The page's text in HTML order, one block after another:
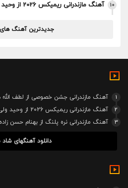
10 آهنگ مازندرانی ریمیکس 2026 از وحید ولی زاده
جدیدترین آهنگ های
1
آهنگ مازندرانی جشن خصوصی از لطف الله
2
آهنگ مازندرانی ریمیکس 2026 از وحید ولی زاده
3
آهنگ مازندرانی نره پلنگ از بهنام حسن زاده
دانلود آهنگهای شاد